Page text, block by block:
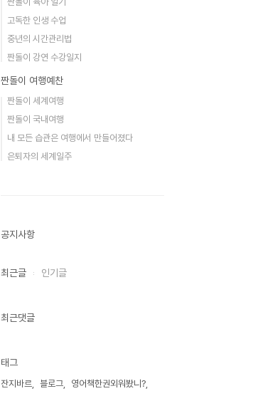
고독한 인생 수업
중년의 시간관리법
짠돌이 강연 수강일지
짠돌이 여행예찬
짠돌이 세계여행
짠돌이 국내여행
내 모든 습관은 여행에서 만들어졌다
은퇴자의 세계일주
공지사항
최근글 인기글
최근댓글
태그
잔지바르 블로그
영어책한권외워봤니?